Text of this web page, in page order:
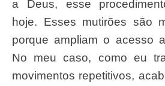
a Deus, esse
hoje. Esses mutirões são
porque ampliam o acesso
No meu caso, como eu
movimentos repetitivos,